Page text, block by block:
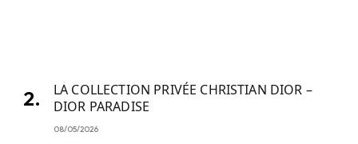
LA COLLECTION PRIVÉE CHRISTIAN DIOR –
DIOR PARADISE
08/05/2026